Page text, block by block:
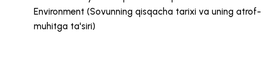
Environment (Sovunning qisqacha tarixi va uning atrof-
muhitga ta'siri)